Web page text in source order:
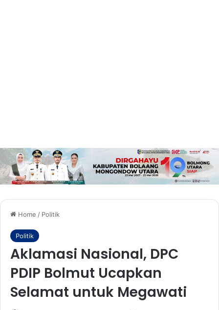
Home / Politik
Politik
Aklamasi Nasional, DPC
PDIP Bolmut Ucapkan
Selamat untuk Megawati